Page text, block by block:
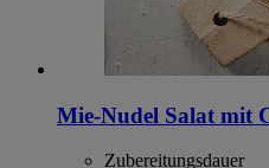
Mie-Nudel Salat mit
Zubereitungsdauer